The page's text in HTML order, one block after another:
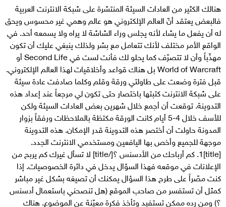
هنالك الكثير من العادات السيئة المنتشرة على شبكة الانترنت العربية
فالبعض يعتقد أنّ العالم الإلكتروني هو عالم وهمي غير محسوس ويحق
له أن يفعل ما يشاء لأنه يجلس وراء الشاشة لا يراه ولا يسمعه أحد. في
الواقع الأمر مختلف لأنك تتعامل مع بشر ولذلك ينبغي عليك أن تكون
مهذّباً وأن لا تتصرّف كما يحلو لك فأنت لست في Second Life أو
World of Warcraft بل هناك قواعد وأخلاقيات لهذا العالم الإلكتروني.
قبل فترة وضعت على طاولتي ورقة وقلم وكلما صادفت عادة سيئة
على شبكة الانترنت كتبتها باختصار حتى تكون لي مرجعاً عند إعداد هذه
التدوينة. توقعت أن أجمع خلال شهرين بعض العادات السيئة ولكن
للأسف خلال 4-5 أيام كانت الورقة مكتظة بالملاحظات ورفقاً بزوار
المدونة حاولت أن أختصر هذه التدوينة قدر الإمكان. هذه التدوينة
موجهة للجميع وأخص بها اليافعين ومستخدمي الانترنت الجدد.
[title]1. كم أرباحك من الأدسنس ؟[/title] لا تسأل غيرك كم يربح من
الإعلانات في موقعه فهذا السؤال يدخل في دائرة الخصوصيات. إذا
كنت مصّراً على طرح هذا السؤال يمكنك أن تصيغه بشكل غير مباشر
كمثل أن تستفسر من صاحب الموقع (هل تنصحني باستعمال أدسنس
؟) ومن رده ممكن تستفيد وتأخذ فكرة معيّنة عن الموضوع. هناك